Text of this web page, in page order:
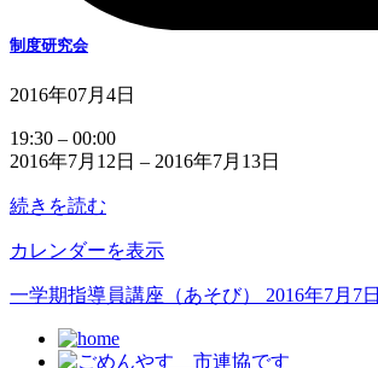
制度研究会
2016年07月4日
制
度
究
会
19:30 – 00:00
2016年7月12日 – 2016年7月13日
続きを読む
カレンダーを表示
一学期指導員講座（あそび） 2016年7月7日